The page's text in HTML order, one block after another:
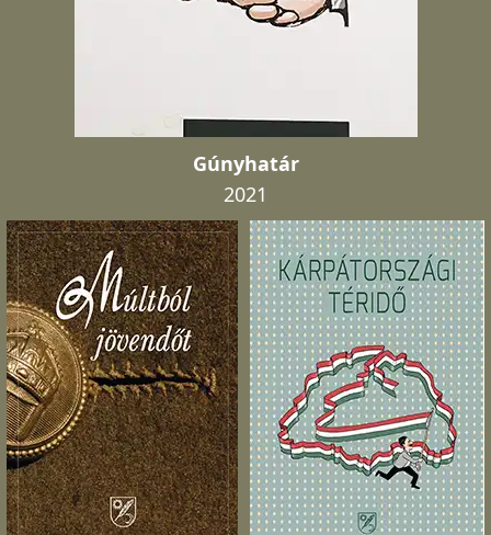
Gúnyhatár
2021